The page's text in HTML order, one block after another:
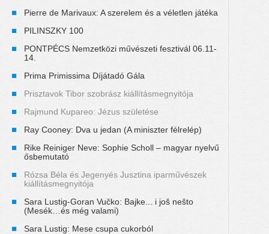
Pierre de Marivaux: A szerelem és a véletlen játéka
PILINSZKY 100
PONTPÉCS Nemzetközi művészeti fesztivál 06.11-
14.
Prima Primissima Díjátadó Gála
Prisztavok Tibor szobrász kiállításmegnyitója
Rajmund Kupareo: Jézus születése
Ray Cooney: Dva u jedan (A miniszter félrelép)
Rike Reiniger Neve: Sophie Scholl – magyar nyelvű
ősbemutató
Rózsa Béla és Jegenyés Jusztina iparművészek
kiállításmegnyitója
Sara Lustig-Goran Vučko: Bajke... i još nešto
(Mesék…és még valami)
Sara Lustig: Mese csupa cukorból